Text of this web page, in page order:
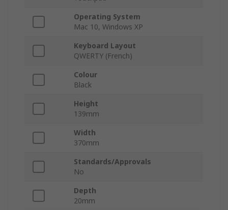
Operating System
Mac 10, Windows XP
Keyboard Layout
QWERTY (French)
Colour
Black
Height
139mm
Width
370mm
Standards/Approvals
No
Depth
20mm